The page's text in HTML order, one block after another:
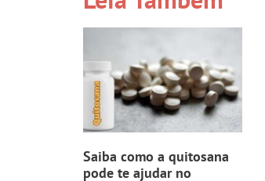
Saiba como a quitosana
pode te ajudar no